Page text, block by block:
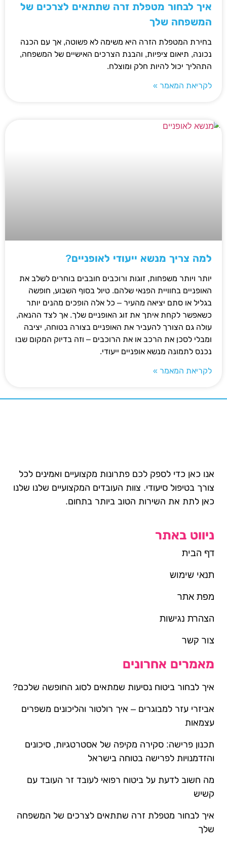
איך לבחור מטפלת זרה שתתאים לצרכים של
המשפחה שלך
בחירת המטפלת הזרה היא משימה לא פשוטה, אך עם הכנה
נכונה, תיאום ציפיות, והבנת הצרכים האישיים של המשפחה,
התהליך יכול להיות חלק ומוצלח.
לקריאת המאמר »
למה צריך מנשא ייעודי לאופניים?
יותר ויותר משפחות, זוגות ורוכבים חובבים בוחרים לשלב את
האופניים בחוויית הפנאי שלהם. טיול בסוף השבוע, חופשה
בגליל או סתם יציאה מהעיר – כל אלה הופכים מהנים יותר
כשאפשר לקחת איתך את זוג האופניים שלך. אך לצד ההנאה,
עולה גם הצורך להעביר את האופניים בצורה בטוחה, יציבה
ומבלי לסכן את הרכב או את הרוכבים – וזה בדיוק המקום שבו
נכנס לתמונה מנשא אופניים ייעודי.
לקריאת המאמר »
אנו כאן כדי לספק לכם פתרונות מקצועיים ואמינים לכל
צורך בטיפול סיעודי. צוות העובדים המקצועיים שלנו שלנו
כאן לתת את השירות הטוב ביותר בתחום.
ניווט באתר
דף הבית
תנאי שימוש
מפת אתר
הצהרת נגישות
צור קשר
מאמרים אחרונים
איך לבחור ביטוח נסיעות שמתאים לסוג החופשה שלכם?
אביזרי עזר למבוגרים – איך רולטור והליכונים משפרים
עצמאות
תכנון פרישה: סקירה מקיפה של אסטרטגיות, סיכונים
והזדמנויות לפרישה בטוחה בישראל
מה חשוב לדעת על ביטוח רפואי לעובד זר העובד עם
קשיש
איך לבחור מטפלת זרה שתתאים לצרכים של המשפחה
שלך